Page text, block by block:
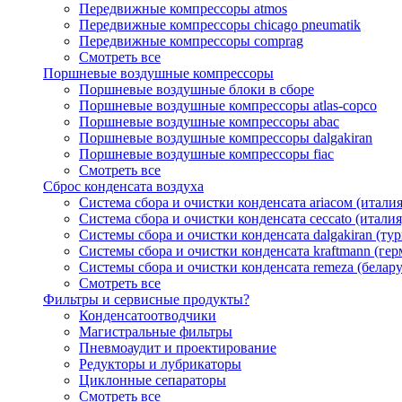
Передвижные компрессоры atmos
Передвижные компрессоры chicago pneumatik
Передвижные компрессоры comprag
Смотреть все
Поршневые воздушные компрессоры
Поршневые воздушные блоки в сборе
Поршневые воздушные компрессоры atlas-copco
Поршневые воздушные компрессоры abac
Поршневые воздушные компрессоры dalgakiran
Поршневые воздушные компрессоры fiac
Смотреть все
Сброс конденсата воздуха
Система сбора и очистки конденсата ariacом
Система сбора и очистки конденсата ceccato
Системы сбора и очистки конденсата dalgakiran
Системы сбора и очистки конденсата kraftmann
Системы сбора и очистки конденсата remeza
Смотреть все
Фильтры и сервисные продукты?
Конденсатоотводчики
Магистральные фильтры
Пневмоаудит и проектирование
Редукторы и лубрикаторы
Циклонные сепараторы
Смотреть все